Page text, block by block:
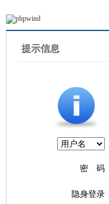
提示信息
密 码
隐身登录